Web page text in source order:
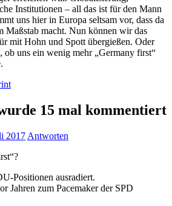
Institutionen – all das ist für den Mann
uns hier in Europa seltsam vor, dass da
Maßstab macht. Nun können wir das
mit Hohn und Spott übergießen. Oder
ob uns ein wenig mehr „Germany first“
15 mal kommentiert
2017 Antworten
Positionen ausradiert.
Jahren zum Pacemaker der SPD